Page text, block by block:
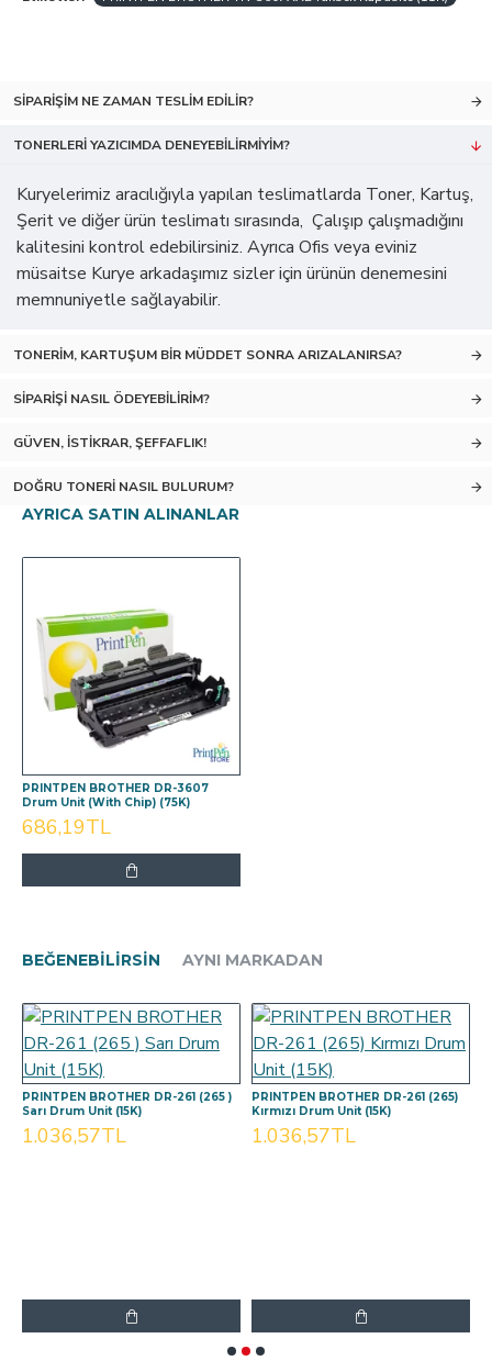
SIPARIŞIM NE ZAMAN TESLIM EDILIR?
TONERLERI YAZICIMDA DENEYEBILIRMIYIM?
Kuryelerimiz aracılığıyla yapılan teslimatlarda Toner, Kartuş,
Şerit ve diğer ürün teslimatı sırasında, Çalışıp çalışmadığını
kalitesini kontrol edebilirsiniz. Ayrıca Ofis veya eviniz
müsaitse Kurye arkadaşımız sizler için ürünün denemesini
memnuniyetle sağlayabilir.
TONERIM, KARTUŞUM BIR MÜDDET SONRA ARIZALANIRSA?
SIPARIŞI NASIL ÖDEYEBILIRIM?
GÜVEN, İSTIKRAR, ŞEFFAFLIK!
DOĞRU TONERI NASIL BULURUM?
AYRICA SATIN ALINANLAR
PRINTPEN BROTHER DR-3607
Drum Unit (With Chip) (75K)
686,19TL
BEĞENEBILIRSIN AYNI MARKADAN
PRINTPEN BROTHER DR-261 (265 )
Sarı Drum Unit (15K)
1.036,57TL
PRINTPEN BROTHER DR-261 (265)
Kırmızı Drum Unit (15K)
1.036,57TL